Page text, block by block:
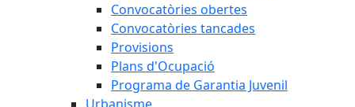
Convocatòries obertes
Convocatòries tancades
Provisions
Plans d'Ocupació
Programa de Garantia Juvenil